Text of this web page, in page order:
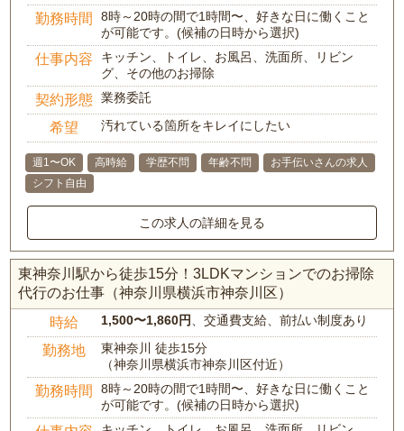
勤務時間
8時～20時の間で1時間〜、好きな日に働くこと
が可能です。(候補の日時から選択)
仕事内容
キッチン、トイレ、お風呂、洗面所、リビン
グ、その他のお掃除
契約形態 業務委託
希望 汚れている箇所をキレイにしたい
週1〜OK 高時給 学歴不問 年齢不問
お手伝いさんの求人
シフト自由
この求人の詳細を見る
東神奈川駅から徒歩15分！3LDKマンションでのお掃除
代行のお仕事（神奈川県横浜市神奈川区）
時給 1,500〜1,860円 、交通費支給、前払い制度あり
勤務地
東神奈川 徒歩15分
（神奈川県横浜市神奈川区付近）
勤務時間
8時～20時の間で1時間〜、好きな日に働くこと
が可能です。(候補の日時から選択)